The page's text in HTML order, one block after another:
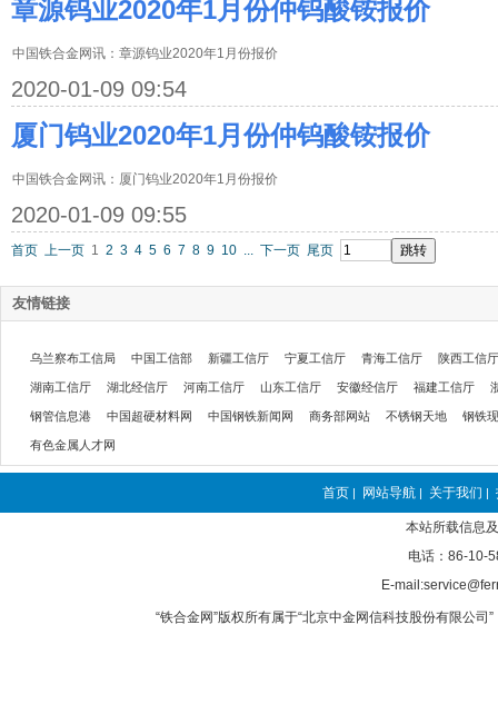
章源钨业2020年1月份仲钨酸铵报价
中国铁合金网讯：章源钨业2020年1月份报价
2020-01-09 09:54
厦门钨业2020年1月份仲钨酸铵报价
中国铁合金网讯：厦门钨业2020年1月份报价
2020-01-09 09:55
首页 上一页 1 2 3 4 5 6 7 8 9 10 ... 下一页 尾页
友情链接
乌兰察布工信局 中国工信部 新疆工信厅 宁夏工信厅 青海工信厅 陕西工信厅
湖南工信厅 湖北经信厅 河南工信厅 山东工信厅 安徽经信厅 福建工信厅
钢管信息港 中国超硬材料网 中国钢铁新闻网 商务部网站 不锈钢天地 钢铁
有色金属人才网
首页 | 网站导航 | 关于我们 |
本站所载信息
电话：86-10-
E-
“铁合金网”版权所有属于“北京中金网信科技股份有限公司